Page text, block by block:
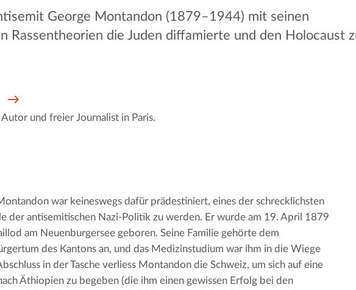
George Montandon (1879–1944) mit seinen
Rassentheorien die Juden diffamierte und den Holocaust
und freier Journalist in Paris.
war keineswegs dafür prädestiniert, eines der schrecklichsten
der antisemitischen Nazi-Politik zu werden. Er wurde am 19. April 1879
am Neuenburgersee geboren. Seine Familie gehörte dem
des Kantons an, und das Medizinstudium war ihm in die Wiege
in der Tasche verliess Montandon die Schweiz, um sich auf eine
Äthiopien zu begeben (die ihm einen gewissen Erfolg bei den